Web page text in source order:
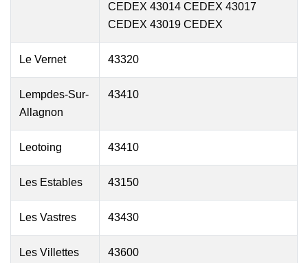
CEDEX 43014 CEDEX 43017
CEDEX 43019 CEDEX
Le Vernet 43320
Lempdes-Sur-
Allagnon
43410
Leotoing 43410
Les Estables 43150
Les Vastres 43430
Les Villettes 43600